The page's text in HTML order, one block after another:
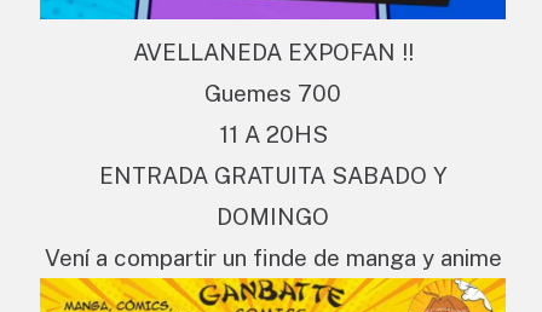
AVELLANEDA EXPOFAN !!
Guemes 700
11 A 20HS
ENTRADA GRATUITA SABADO Y
DOMINGO
Vení a compartir un finde de manga y anime